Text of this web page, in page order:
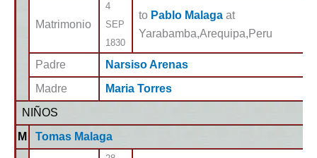
Matrimonio
4
SEP
1830
to Pablo Malaga at
Yarabamba,Arequipa,Peru
Padre
Narsiso Arenas
Madre
Maria Torres
NIÑOS
M
Tomas Malaga